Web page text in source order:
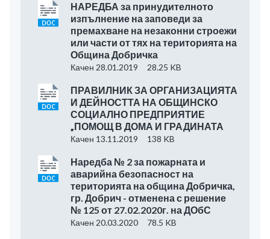
НАРЕДБА за принудителното
изпълнение на заповеди за
премахване на незаконни строежи
или части от тях на територията на
Община Добричка
Качен 28.01.2019 28.25 KB
ПРАВИЛНИК ЗА ОРГАНИЗАЦИЯТА
И ДЕЙНОСТТА НА ОБЩИНСКО
СОЦИАЛНО ПРЕДПРИЯТИЕ
„ПОМОЩ В ДОМА И ГРАДИНАТА
Качен 13.11.2019 138 KB
Наредба № 2 за пожарната и
аварийна безопасност на
територията на община Добричка,
гр. Добрич - отменена с решение
№ 125 от 27.02.2020г. на ДОбС
Качен 20.03.2020 78.5 KB